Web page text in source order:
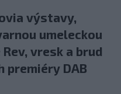
výstavy,
umeleckou
vresk a brud
premiéry DAB